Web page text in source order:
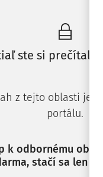
ste si prečítali
z tejto oblasti je
portálu.
odbornému
stačí sa len